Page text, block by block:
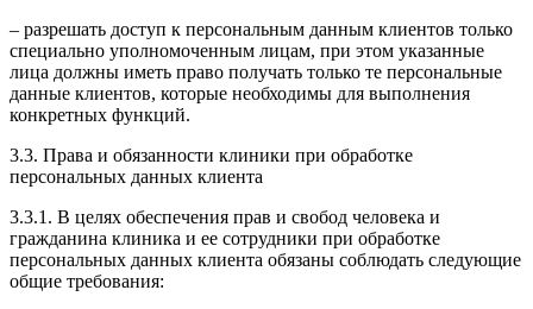
– разрешать доступ к персональным данным клиентов только
специально уполномоченным лицам, при этом указанные
лица должны иметь право получать только те персональные
данные клиентов, которые необходимы для выполнения
конкретных функций.
3.3. Права и обязанности клиники при обработке
персональных данных клиента
3.3.1. В целях обеспечения прав и свобод человека и
гражданина клиника и ее сотрудники при обработке
персональных данных клиента обязаны соблюдать следующие
общие требования: